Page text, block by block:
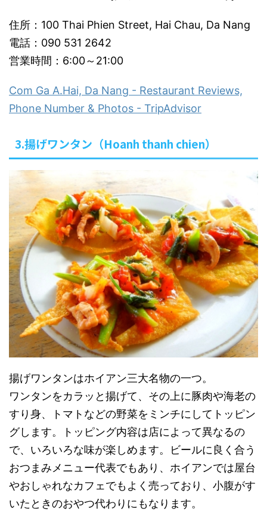
住所：100 Thai Phien Street, Hai Chau, Da Nang
電話：090 531 2642
営業時間：6:00～21:00
Com Ga A.Hai, Da Nang - Restaurant Reviews,
Phone Number & Photos - TripAdvisor
3.揚げワンタン（Hoanh thanh chien）
揚げワンタンはホイアン三大名物の一つ。
ワンタンをカラッと揚げて、その上に豚肉や海老の
すり身、トマトなどの野菜をミンチにしてトッピン
グします。トッピング内容は店によって異なるの
で、いろいろな味が楽しめます。ビールに良く合う
おつまみメニュー代表でもあり、ホイアンでは屋台
やおしゃれなカフェでもよく売っており、小腹がす
いたときのおやつ代わりにもなります。